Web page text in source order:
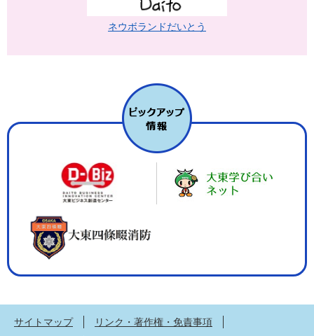
ネウボランドだいとう
サイトマップ
リンク・著作権・免責事項